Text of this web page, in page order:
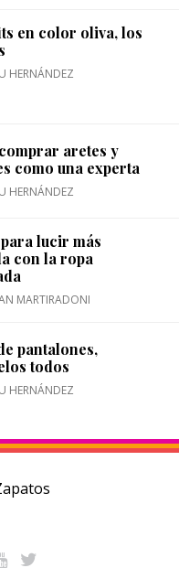
en color oliva, los
HERNÁNDEZ
aretes y
como una experta
HERNÁNDEZ
lucir más
con la ropa
MARTIRADONI
pantalones,
todos
HERNÁNDEZ